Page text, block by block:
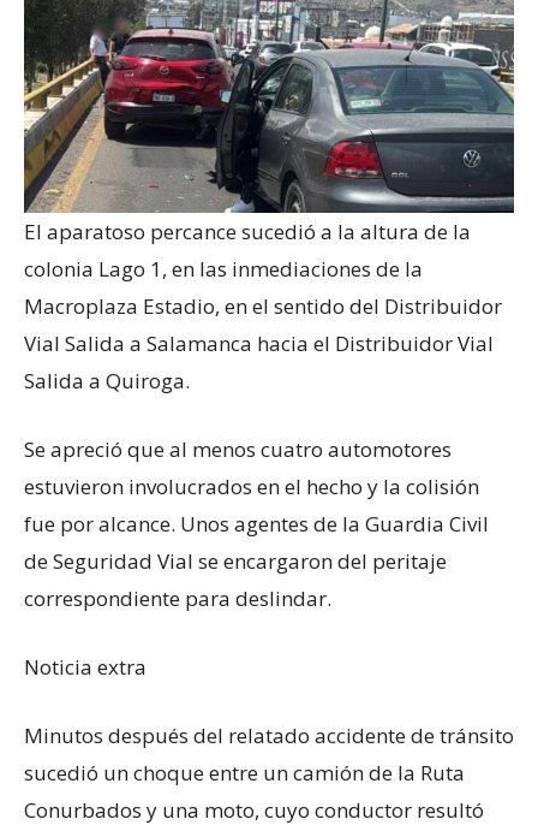
El aparatoso percance sucedió a la altura de la
colonia Lago 1, en las inmediaciones de la
Macroplaza Estadio, en el sentido del Distribuidor
Vial Salida a Salamanca hacia el Distribuidor Vial
Salida a Quiroga.
Se apreció que al menos cuatro automotores
estuvieron involucrados en el hecho y la colisión
fue por alcance. Unos agentes de la Guardia Civil
de Seguridad Vial se encargaron del peritaje
correspondiente para deslindar.
Noticia extra
Minutos después del relatado accidente de tránsito
sucedió un choque entre un camión de la Ruta
Conurbados y una moto, cuyo conductor resultó